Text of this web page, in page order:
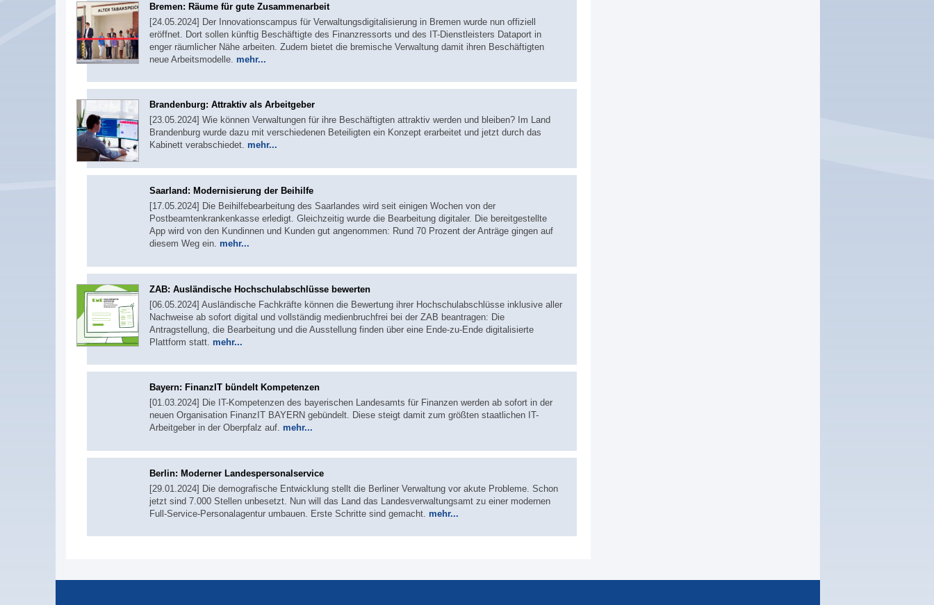
Bremen: Räume für gute Zusammenarbeit
[24.05.2024] Der Innovationscampus für Verwaltungsdigitalisierung in Bremen wurde nun offiziell
eröffnet. Dort sollen künftig Beschäftigte des Finanzressorts und des IT-Dienstleisters Dataport in
enger räumlicher Nähe arbeiten. Zudem bietet die bremische Verwaltung damit ihren Beschäftigten
neue Arbeitsmodelle. mehr...
Brandenburg: Attraktiv als Arbeitgeber
[23.05.2024] Wie können Verwaltungen für ihre Beschäftigten attraktiv werden und bleiben? Im Land
Brandenburg wurde dazu mit verschiedenen Beteiligten ein Konzept erarbeitet und jetzt durch das
Kabinett verabschiedet. mehr...
Saarland: Modernisierung der Beihilfe
[17.05.2024] Die Beihilfebearbeitung des Saarlandes wird seit einigen Wochen von der
Postbeamtenkrankenkasse erledigt. Gleichzeitig wurde die Bearbeitung digitaler. Die bereitgestellte
App wird von den Kundinnen und Kunden gut angenommen: Rund 70 Prozent der Anträge gingen auf
diesem Weg ein. mehr...
ZAB: Ausländische Hochschulabschlüsse bewerten
[06.05.2024] Ausländische Fachkräfte können die Bewertung ihrer Hochschulabschlüsse inklusive aller
Nachweise ab sofort digital und vollständig medienbruchfrei bei der ZAB beantragen: Die
Antragstellung, die Bearbeitung und die Ausstellung finden über eine Ende-zu-Ende digitalisierte
Plattform statt. mehr...
Bayern: FinanzIT bündelt Kompetenzen
[01.03.2024] Die IT-Kompetenzen des bayerischen Landesamts für Finanzen werden ab sofort in der
neuen Organisation FinanzIT BAYERN gebündelt. Diese steigt damit zum größten staatlichen IT-
Arbeitgeber in der Oberpfalz auf. mehr...
Berlin: Moderner Landespersonalservice
[29.01.2024] Die demografische Entwicklung stellt die Berliner Verwaltung vor akute Probleme. Schon
jetzt sind 7.000 Stellen unbesetzt. Nun will das Land das Landesverwaltungsamt zu einer modernen
Full-Service-Personalagentur umbauen. Erste Schritte sind gemacht. mehr...